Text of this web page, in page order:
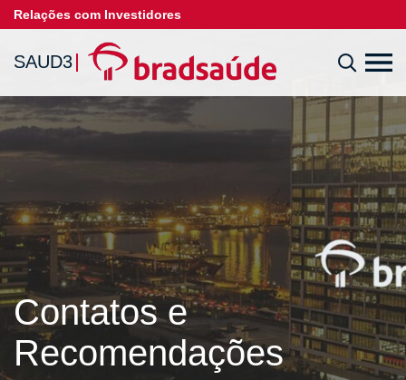
Relações com Investidores
SAUD3
Contatos e
Recomendações